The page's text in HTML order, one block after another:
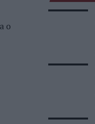
o